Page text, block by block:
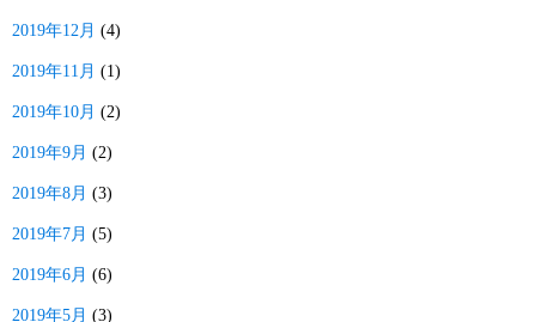
2019年12月 (4)
2019年11月 (1)
2019年10月 (2)
2019年9月 (2)
2019年8月 (3)
2019年7月 (5)
2019年6月 (6)
2019年5月 (3)